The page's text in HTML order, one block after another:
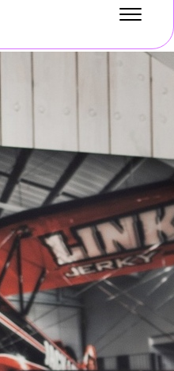
О НАС
ОТЗЫВЫ
КОНТАКТЫ